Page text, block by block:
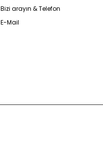
Bizi arayın & Telefon
E-Mail